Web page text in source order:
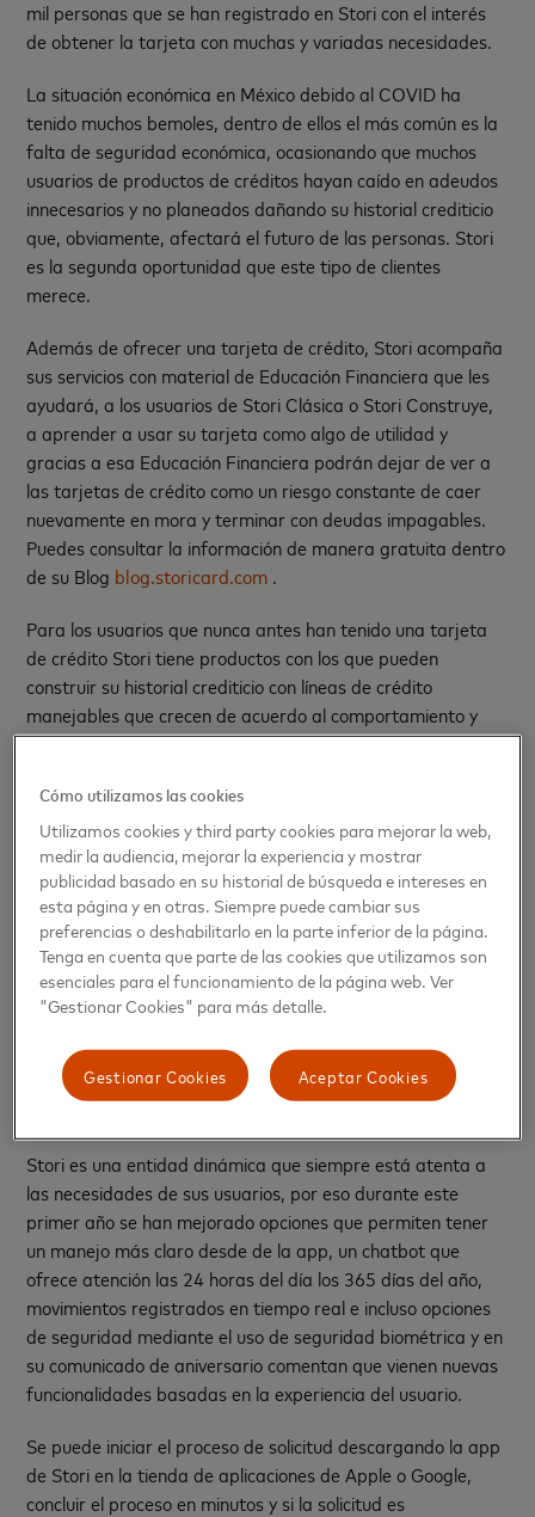
mil personas que se han registrado en Stori con el interés
de obtener la tarjeta con muchas y variadas necesidades.
La situación económica en México debido al COVID ha
tenido muchos bemoles, dentro de ellos el más común es la
falta de seguridad económica, ocasionando que muchos
usuarios de productos de créditos hayan caído en adeudos
innecesarios y no planeados dañando su historial crediticio
que, obviamente, afectará el futuro de las personas. Stori
es la segunda oportunidad que este tipo de clientes
merece.
Además de ofrecer una tarjeta de crédito, Stori acompaña
sus servicios con material de Educación Financiera que les
ayudará, a los usuarios de Stori Clásica o Stori Construye,
a aprender a usar su tarjeta como algo de utilidad y
gracias a esa Educación Financiera podrán dejar de ver a
las tarjetas de crédito como un riesgo constante de caer
nuevamente en mora y terminar con deudas impagables.
Puedes consultar la información de manera gratuita dentro
de su Blog blog.storicard.com .
Para los usuarios que nunca antes han tenido una tarjeta
de crédito Stori tiene productos con los que pueden
construir su historial crediticio con líneas de crédito
manejables que crecen de acuerdo al comportamiento y
experiencia que los usuarios vayan fortaleciendo con el
“Mastercard promueve la entrada de Fintechs en el
mercado nacional para impulsar la inclusión financiera y se
enorgullece de actualmente ser el socio estratégico de la
mayoria de las principales Fintech del mundo. En
colaboración con Stori, Mastercard trabaja para seguir
mejorando la vida de las personas y comunidades en
México a través de la construcción de ecosistemas
completos que ofrecen soluciones innovadoras que ayudan
a empoderar a la población desatendida.”, dijo Carlos
Pacheco, Vicepresidente de Market Development para
Stori es una entidad dinámica que siempre está atenta a
las necesidades de sus usuarios, por eso durante este
primer año se han mejorado opciones que permiten tener
un manejo más claro desde de la app, un chatbot que
ofrece atención las 24 horas del día los 365 días del año,
movimientos registrados en tiempo real e incluso opciones
de seguridad mediante el uso de seguridad biométrica y en
su comunicado de aniversario comentan que vienen nuevas
funcionalidades basadas en la experiencia del usuario.
Se puede iniciar el proceso de solicitud descargando la app
de Stori en la tienda de aplicaciones de Apple o Google,
concluir el proceso en minutos y si la solicitud es
Cómo utilizamos las cookies
Utilizamos cookies y third party cookies para mejorar la web,
medir la audiencia, mejorar la experiencia y mostrar
publicidad basado en su historial de búsqueda e intereses en
esta página y en otras. Siempre puede cambiar sus
preferencias o deshabilitarlo en la parte inferior de la página.
Tenga en cuenta que parte de las cookies que utilizamos son
esenciales para el funcionamiento de la página web. Ver
"Gestionar Cookies" para más detalle.
Aceptar Cookies
Gestionar Cookies